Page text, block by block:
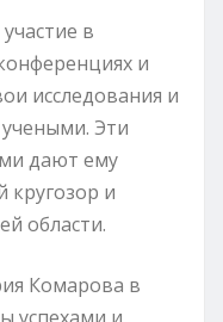
в
и
исследования и
Эти
дают ему
кругозор и
области.
Комарова в